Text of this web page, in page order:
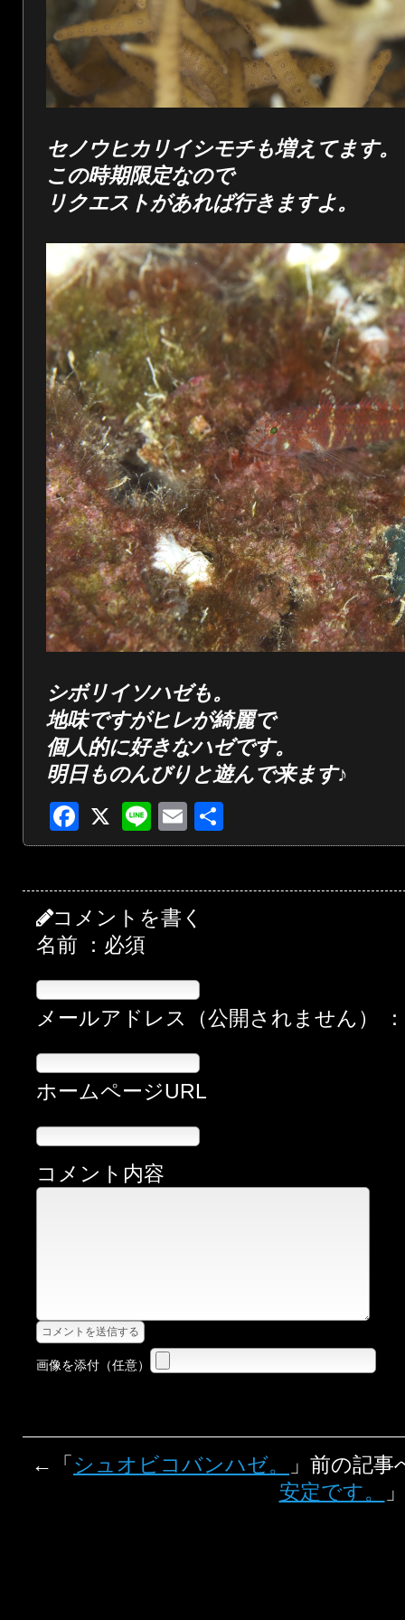
セノウヒカリイシモチも増えてます。
この時期限定なので
リクエストがあれば行きますよ。
シボリイソハゼも。
地味ですがヒレが綺麗で
個人的に好きなハゼです。
明日ものんびりと遊んで来ます♪
Facebook
X LineEmail
有
コメントを書く
名前 ：必須
メールアドレス（公開されません）
ホームページURL
コメント内容
画像を添付（任意）
←「シュオビコバンハゼ。
」前の記
安定です。